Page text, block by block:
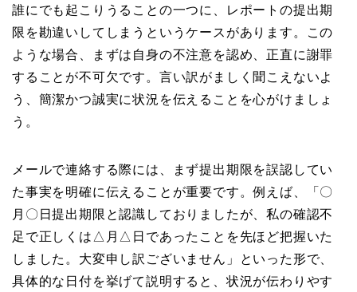
誰にでも起こりうることの一つに、レポートの提出期
限を勘違いしてしまうというケースがあります。この
ような場合、まずは自身の不注意を認め、正直に謝罪
することが不可欠です。言い訳がましく聞こえないよ
う、簡潔かつ誠実に状況を伝えることを心がけましょ
う。
メールで連絡する際には、まず提出期限を誤認してい
た事実を明確に伝えることが重要です。例えば、「〇
月〇日提出期限と認識しておりましたが、私の確認不
足で正しくは△月△日であったことを先ほど把握いた
しました。大変申し訳ございません」といった形で、
具体的な日付を挙げて説明すると、状況が伝わりやす